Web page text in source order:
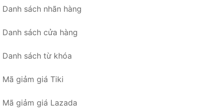
Danh sách nhãn hàng
Danh sách cửa hàng
Danh sách từ khóa
Mã giảm giá Tiki
Mã giảm giá Lazada